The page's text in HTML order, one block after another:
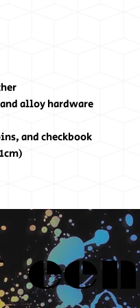
alloy hardware
and checkbook
een